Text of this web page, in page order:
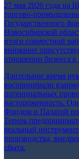
27 мая 2026 года на
торгово-
Государственного
Новосибирской
итоги совместной
внимание
отношении бизнеса
Длительное время
воспринимали
потенциальных
настороженность.
Фондом и Палатой
Теперь
реальный
производства,
сбыта.